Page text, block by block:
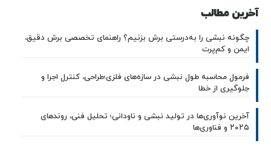
آخرین مطالب
چگونه نبشی را به‌درستی برش بزنیم؟ راهنمای تخصصی برش دقیق،
ایمن و کم‌پرت
فرمول محاسبه طول نبشی در سازه‌های فلزی؛طراحی، کنترل اجرا و
جلوگیری از خطا
آخرین نوآوری‌ها در تولید نبشی و ناودانی؛ تحلیل فنی، روندهای
۲۰۲۵ و فناوری‌ها